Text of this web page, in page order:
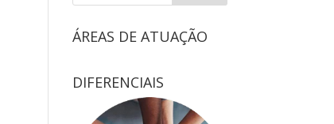
ÁREAS DE ATUAÇÃO
DIFERENCIAIS